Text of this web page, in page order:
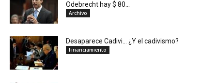
Odebrecht hay $ 80...
Archivo
Desaparece Cadivi… ¿Y el cadivismo?
Financiamiento